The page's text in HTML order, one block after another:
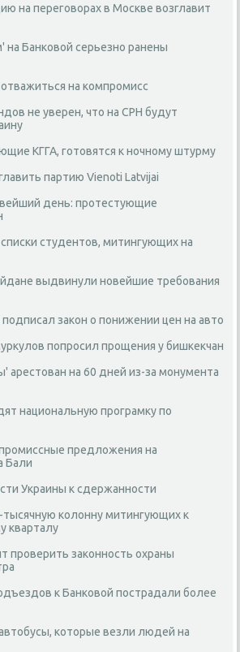
на переговорах в Москве возглавит
на Банковой серьезно ранены
на компромисс
не уверен, что на СРН будут
КГГА, готовятся к ночному штурму
партию Vienoti Latvijai
день: протестующие
студентов, митингующих на
выдвинули новейшие требования
закон о понижении цен на авто
попросил прощения у бишкекчан
арестован на 60 дней из-за монумента
национальную програмку по
предложения на
Бали
Украины к сдержанности
колонну митингующих к
кварталу
проверить законность охраны
к Банковой пострадали более
которые везли людей на